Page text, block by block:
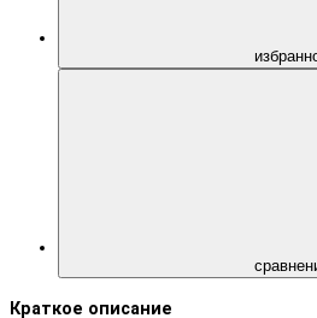
Краткое описание